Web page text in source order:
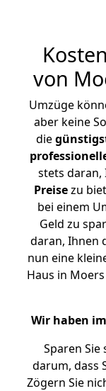
von
Umzüge
aber keine
die
stets daran,
Preisezu
bei einem
Geld zu
daran, Ihnen
nun eine
Haus in
Wir haben
Sparen
darum, dass
Zögern Sie